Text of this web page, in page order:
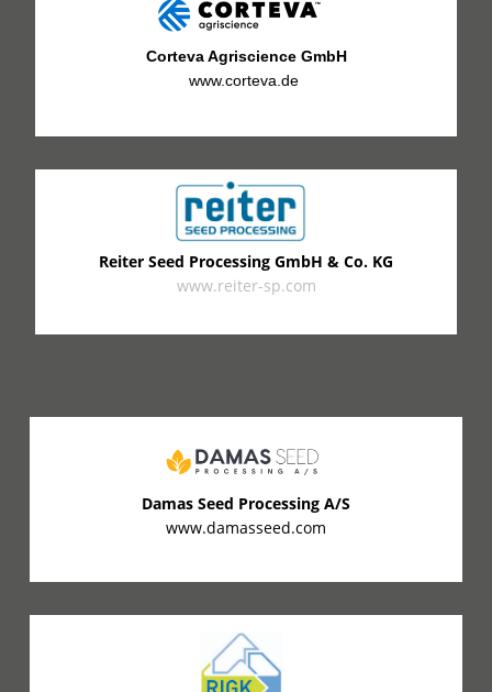
Corteva Agriscience GmbH
www.corteva.de
Reiter Seed Processing GmbH & Co. KG
www.reiter-sp.com
Damas Seed Processing A/S
www.damasseed.com